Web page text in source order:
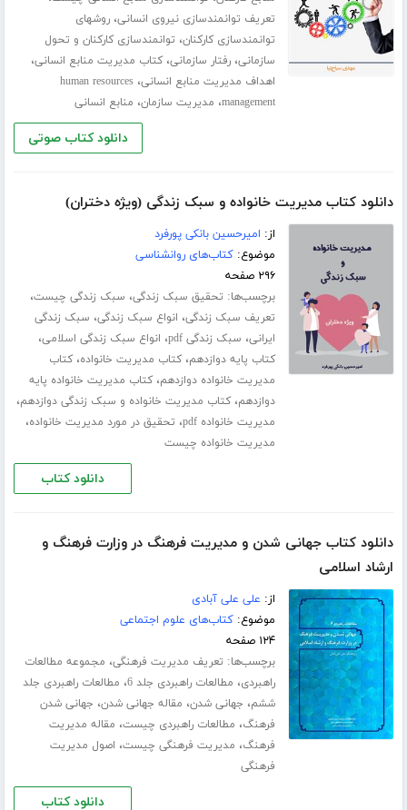
تعریف توانمندسازی نیروی انسانی،روشهای
توانمندسازی کارکنان، توانمندسازی کارکنان و تحول
سازمانی،رفتار سازمانی،کتاب مدیریت منابع انسانی،
اهداف مدیریت منابع انسانی،human resources
management، مدیریت سازمان، منابع انسانی
دانلود کتاب صوتی
دانلود کتاب مدیریت خانواده و سبک زندگی (ویژه دختران)
از: امیرحسین بانکی پورفرد
موضوع:کتاب‌های روانشناسی
۲۹۶ صفحه
برچسب‌ها: تحقیق سبک زندگی، سبک زندگی چیست،
تعریف سبک زندگی، انواع سبک زندگی، سبک زندگی
ایرانی، سبک زندگی pdf ، انواع سبک زندگی اسلامی،
کتاب پایه دوازدهم،کتاب مدیریت خانواده،کتاب
مدیریت خانواده دوازدهم،کتاب مدیریت خانواده پایه
دوازدهم،کتاب مدیریت خانواده و سبک زندگی دوازدهم،
مدیریت خانواده pdf ، تحقیق در مورد مدیریت خانواده،
مدیریت خانواده چیست
دانلود کتاب
دانلود کتاب جهانی شدن و مدیریت فرهنگ در وزارت فرهنگ و
ارشاد اسلامی
از: علی علی آبادی
موضوع:کتاب‌های علوم اجتماعی
۱۲۴ صفحه
برچسب‌ها: تعریف مدیریت فرهنگی، مجموعه مطالعات
راهبردی، مطالعات راهبردی جلد 6 ، مطالعات راهبردی جلد
ششم، جهانی شدن، مقاله جهانی شدن، جهانی شدن
فرهنگ، مطالعات راهبردی چیست، مقاله مدیریت
فرهنگ، مدیریت فرهنگی چیست، اصول مدیریت
فرهنگی
دانلود کتاب